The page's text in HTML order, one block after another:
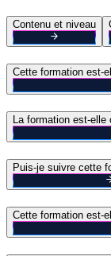
Contenu et niveau
Cette formation est-
La formation est-
Puis-je suivre cette
Cette formation est-